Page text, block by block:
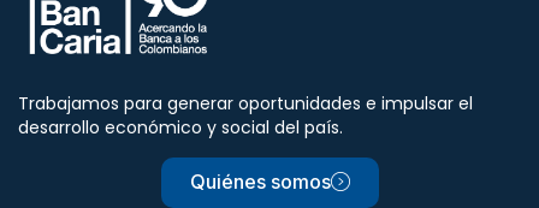
Trabajamos para generar oportunidades e impulsar el
desarrollo económico y social del país.
Quiénes somos